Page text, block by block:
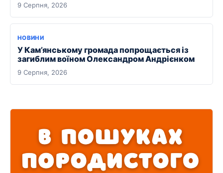
9 Серпня, 2026
НОВИНИ
У Кам’янському громада попрощається із
загиблим воїном Олександром Андрієнком
9 Серпня, 2026